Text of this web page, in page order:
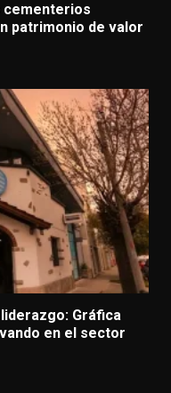
cementerios
patrimonio de valor
Gráfica
en el sector